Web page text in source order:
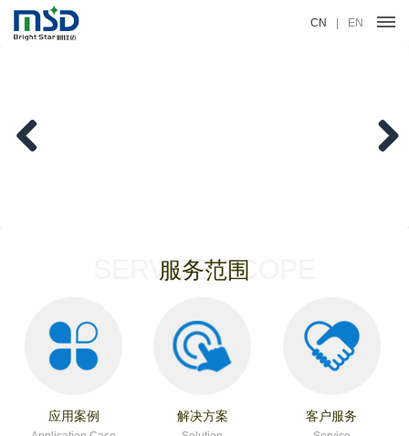
CN EN
服务范围
SERVICE SCOPE
应用案例 解决方案 客户服务